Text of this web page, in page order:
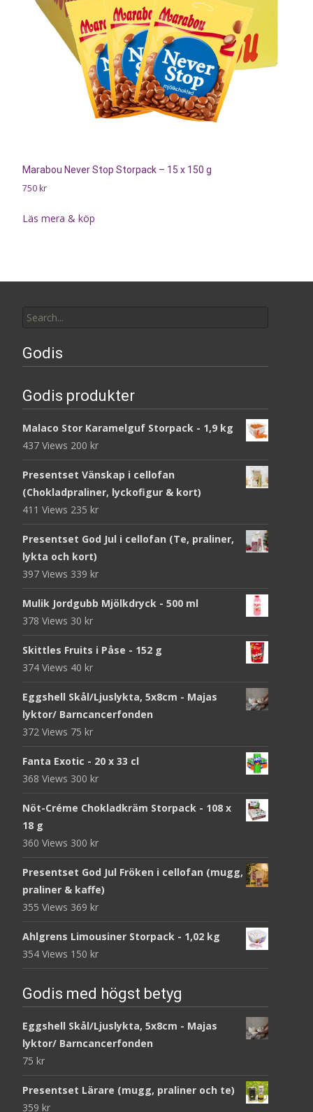
Marabou Never Stop Storpack – 15 x 150 g
750 kr
Läs mera & köp
for:
Godis
Godis produkter
Malaco Stor Karamelguf Storpack - 1,9 kg
437 Views 200 kr
Presentset Vänskap i cellofan
(Chokladpraliner, lyckofigur & kort)
411 Views 235 kr
Presentset God Jul i cellofan (Te, praliner,
lykta och kort)
397 Views 339 kr
Mulik Jordgubb Mjölkdryck - 500 ml
378 Views 30 kr
Skittles Fruits i Påse - 152 g
374 Views 40 kr
Eggshell Skål/Ljuslykta, 5x8cm - Majas
lyktor/ Barncancerfonden
372 Views 75 kr
Fanta Exotic - 20 x 33 cl
368 Views 300 kr
Nöt-Créme Chokladkräm Storpack - 108 x
18 g
360 Views 300 kr
Presentset God Jul Fröken i cellofan (mugg,
praliner & kaffe)
355 Views 369 kr
Ahlgrens Limousiner Storpack - 1,02 kg
354 Views 150 kr
Godis med högst betyg
Eggshell Skål/Ljuslykta, 5x8cm - Majas
lyktor/ Barncancerfonden
75 kr
Presentset Lärare (mugg, praliner och te)
359 kr